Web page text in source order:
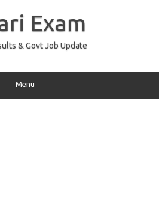
Exam
& Govt Job Update
Menu